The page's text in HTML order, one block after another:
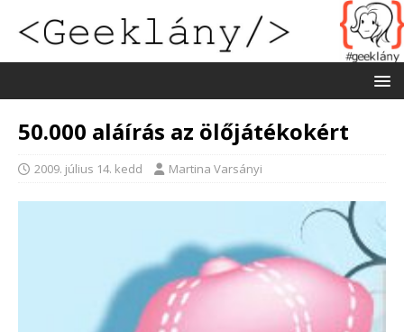
50.000 aláírás az ölőjátékokért
2009. július 14. kedd Martina Varsányi